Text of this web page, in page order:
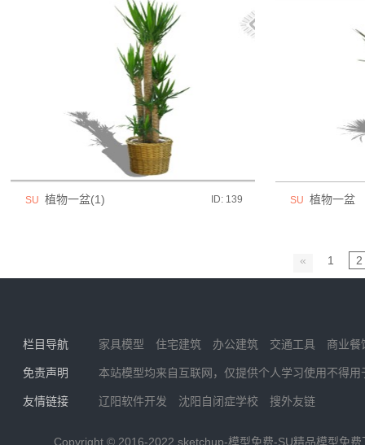
SU 植物一盆(1) ID: 139 SU 植物一盆
« 1 2
栏目导航 家具模型 住宅建筑 办公建筑 交通工具 商业餐
免责声明 本站模型均来自互联网，仅提供个人学习使用不得
友情链接 辽阳软件开发 沈阳自闭症学校 搜外友链
Copyright © 2016-2022 sketchup-模型免费-SU精品模型免